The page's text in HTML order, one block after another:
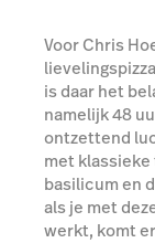
Voor Chris
is daar het
namelijk 48
ontzettend
met
basilicum en
als je met
werkt, komt